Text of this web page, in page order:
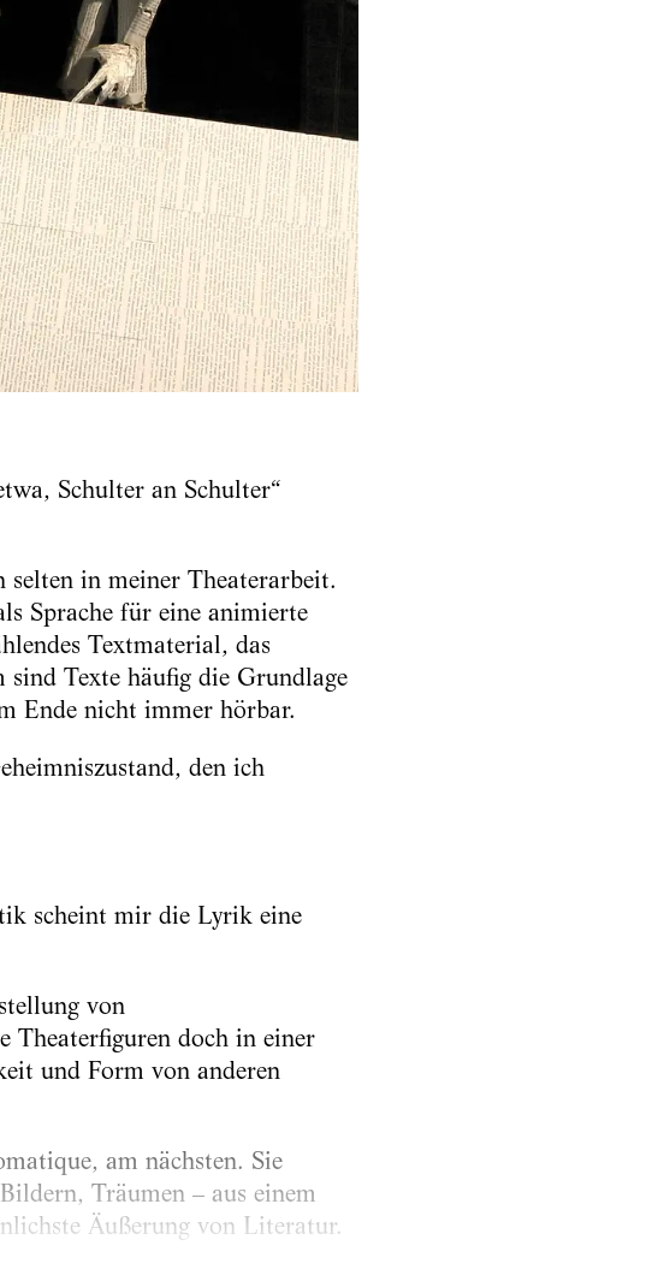
Schulter an Schulter“
in meiner Theaterarbeit.
Sprache für eine animierte
Textmaterial, das
Texte häufig die Grundlage
Ende nicht immer hörbar.
den ich
scheint mir die Lyrik eine
von
Theaterfiguren doch in einer
und Form von anderen
am nächsten. Sie
Träumen – aus einem
Äußerung von Literatur.